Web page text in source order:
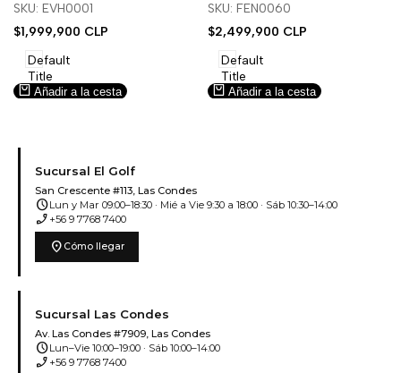
deseos.
SKU: EVH0001
Precio
venta
$1,999,900 CLP
Default
Title
Añadir a la cesta
deseos.
SKU: FEN0060
Precio
venta
$2,499,900 CLP
Default
Title
Añadir a la cesta
Sucursal El Golf
San Crescente #113, Las Condes
scheduleLun y Mar 09:00–18:30 · Mié a Vie 9:30 a 18:00 · Sáb 10:30–14:00
phone_enabled +56 9 7768 7400
location_on Cómo llegar
Sucursal Las Condes
Av. Las Condes #7909, Las Condes
scheduleLun–Vie 10:00–19:00 · Sáb 10:00–14:00
phone_enabled +56 9 7768 7400